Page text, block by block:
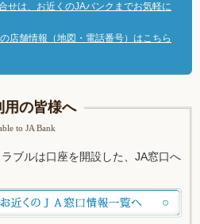
せは、お近くのJAバンクまでお気軽に
店舗情報（地図・電話番号）はこちら
用の皆様へ
to JA Bank
ブルは口座を開設した、JA窓口へ